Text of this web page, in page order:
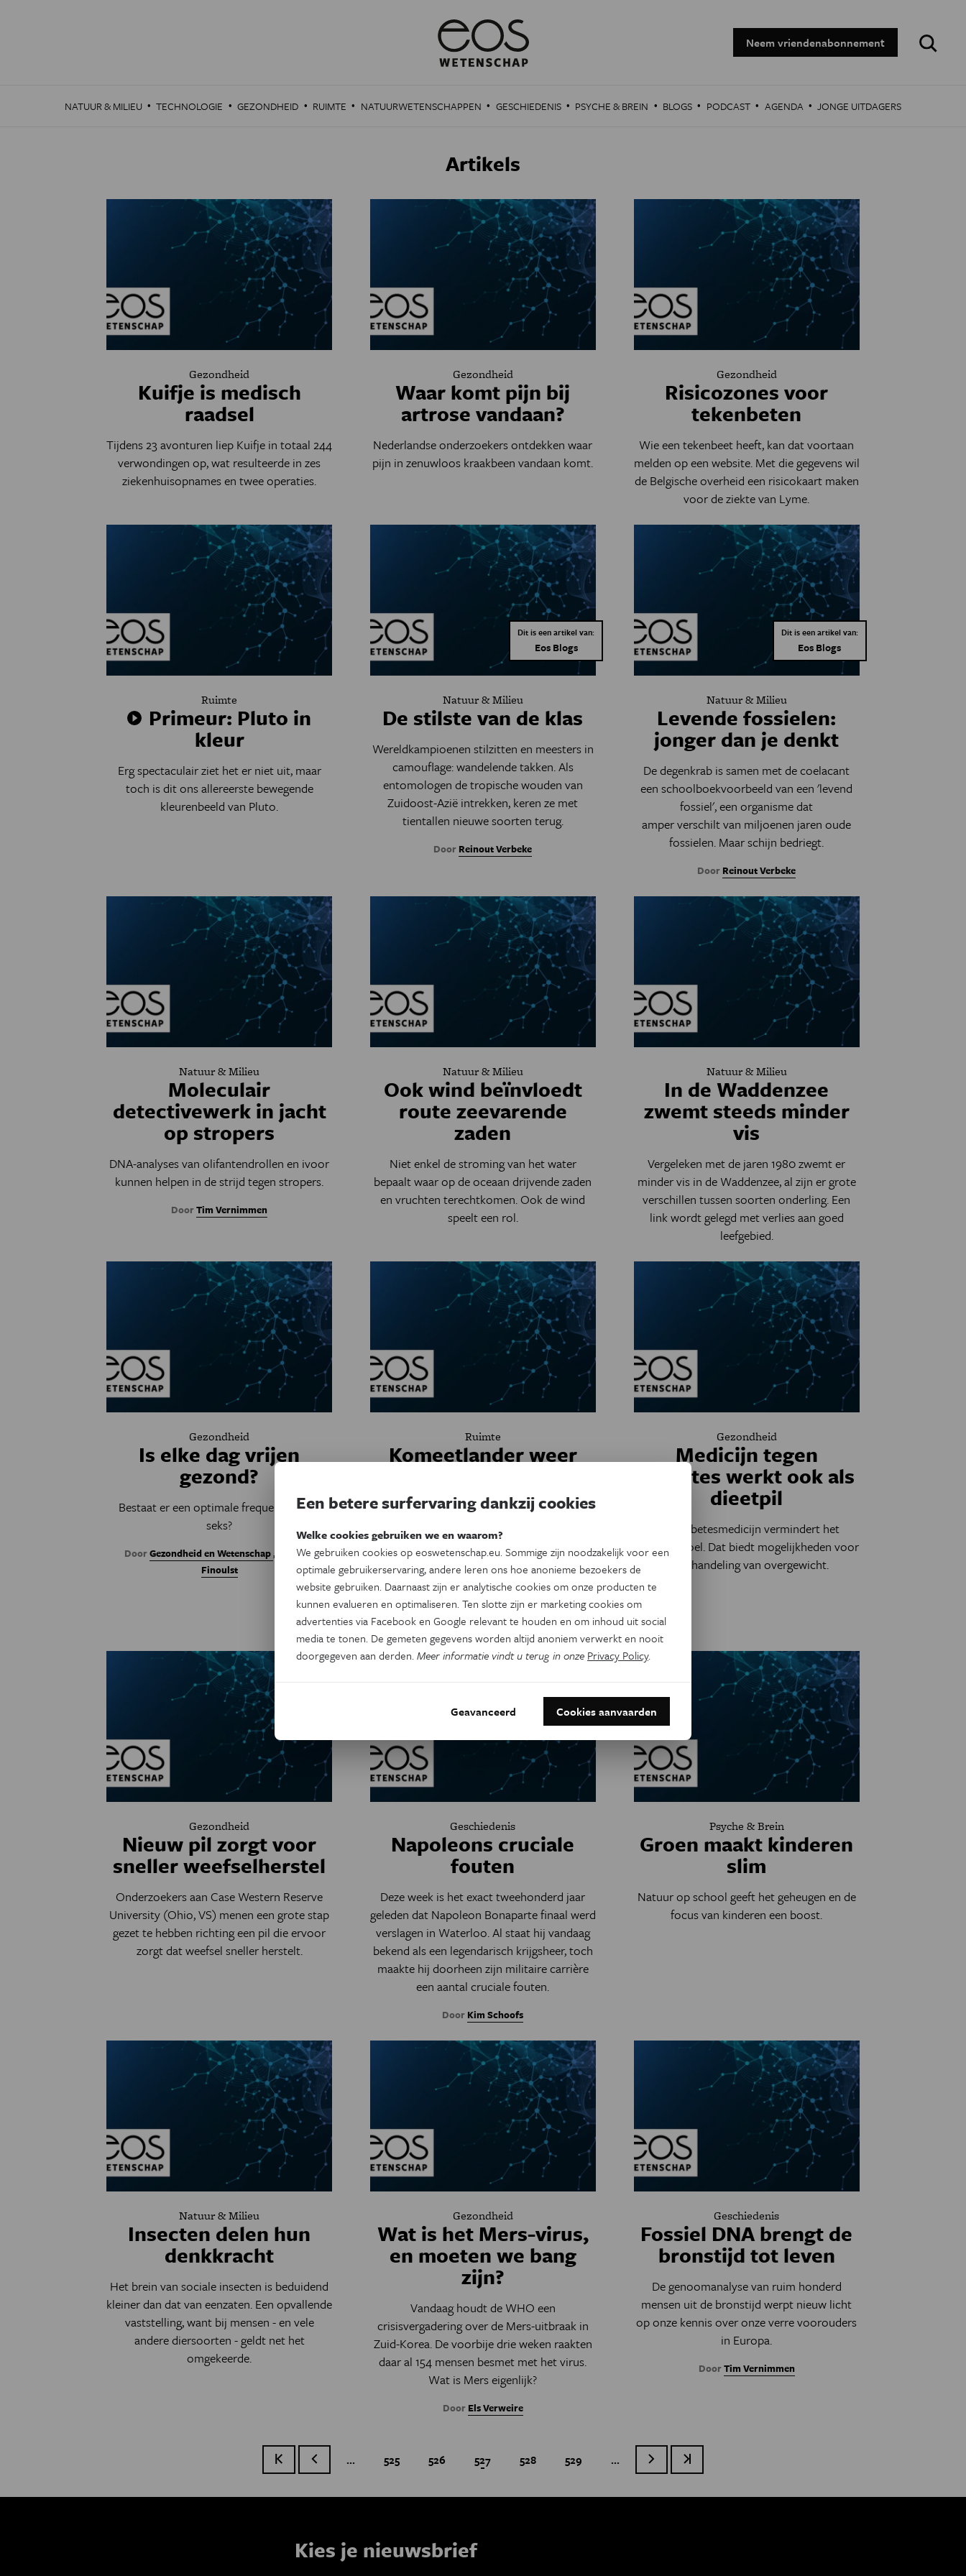
Neem vriendenabonnement
Zoeken:
NATUUR & MILIEU · TECHNOLOGIE · GEZONDHEID · RUIMTE · NATUURWETENSCHAPPEN · GESCHIEDENIS · PSYCHE & BREIN · BLOGS · PODCAST · AGENDA · JONGE UITDAGERS
Artikels
Gezondheid
Kuifje is medisch
raadsel
Tijdens 23 avonturen liep Kuifje in totaal 244
verwondingen op, wat resulteerde in zes
ziekenhuisopnames en twee operaties.
Gezondheid
Waar komt pijn bij
artrose vandaan?
Nederlandse onderzoekers ontdekken waar
pijn in zenuwloos kraakbeen vandaan komt.
Gezondheid
Risicozones voor
tekenbeten
Wie een tekenbeet heeft, kan dat voortaan
melden op een website. Met die gegevens wil
de Belgische overheid een risicokaart maken
voor de ziekte van Lyme.
Ruimte
Primeur: Pluto in
kleur
Erg spectaculair ziet het er niet uit, maar
toch is dit ons allereerste bewegende
kleurenbeeld van Pluto.
Dit is een artikel van:
Eos Blogs
Natuur & Milieu
De stilste van de klas
Wereldkampioenen stilzitten en meesters in
camouflage: wandelende takken. Als
entomologen de tropische wouden van
Zuidoost-Azië intrekken, keren ze met
tientallen nieuwe soorten terug.
Door Reinout Verbeke
Dit is een artikel van:
Eos Blogs
Natuur & Milieu
Levende fossielen:
jonger dan je denkt
De degenkrab is samen met de coelacant
een schoolboekvoorbeeld van een 'levend
fossiel', een organisme dat
amper verschilt van miljoenen jaren oude
fossielen. Maar schijn bedriegt.
Door Reinout Verbeke
Natuur & Milieu
Moleculair
detectivewerk in jacht
op stropers
DNA-analyses van olifantendrollen en ivoor
kunnen helpen in de strijd tegen stropers.
DoorTim Vernimmen
Natuur & Milieu
Ook wind beïnvloedt
route zeevarende
zaden
Niet enkel de stroming van het water
bepaalt waar op de oceaan drijvende zaden
en vruchten terechtkomen. Ook de wind
speelt een rol.
Natuur & Milieu
In de Waddenzee
zwemt steeds minder
vis
Vergeleken met de jaren 1980 zwemt er
minder vis in de Waddenzee, al zijn er grote
verschillen tussen soorten onderling. Een
link wordt gelegd met verlies aan goed
leefgebied.
Gezondheid
Is elke dag vrijen
gezond?
Bestaat er een optimale frequentie voor
seks?
DoorGezondheid en Wetenschap,
Marleen
Finoulst
Ruimte
Komeetlander weer
De kleine komeetlander Philae wordt heel
voordat het zover is zal de lander, die
afgelopen zaterdag na zeven maanden uit
zijn ‘winterslaap’ kwam, grondig worden
getest.
DoorEddy Echternach
Gezondheid
Medicijn tegen
diabetes werkt ook als
dieetpil
Een diabetesmedicijn vermindert het
hongergevoel. Dat biedt mogelijkheden voor
de behandeling van overgewicht.
Gezondheid
Nieuw pil zorgt voor
sneller weefselherstel
Onderzoekers aan Case Western Reserve
University (Ohio, VS) menen een grote stap
gezet te hebben richting een pil die ervoor
zorgt dat weefsel sneller herstelt.
Geschiedenis
Napoleons cruciale
fouten
Deze week is het exact tweehonderd jaar
geleden dat Napoleon Bonaparte finaal werd
verslagen in Waterloo. Al staat hij vandaag
bekend als een legendarisch krijgsheer, toch
maakte hij doorheen zijn militaire carrière
een aantal cruciale fouten.
Door Kim Schoofs
Psyche & Brein
Groen maakt kinderen
slim
Natuur op school geeft het geheugen en de
focus van kinderen een boost.
Natuur & Milieu
Insecten delen hun
denkkracht
Het brein van sociale insecten is beduidend
kleiner dan dat van eenzaten. Een opvallende
vaststelling, want bij mensen - en vele
andere diersoorten - geldt net het
omgekeerde.
Gezondheid
Wat is het Mers-virus,
en moeten we bang
zijn?
Vandaag houdt de WHO een
crisisvergadering over de Mers-uitbraak in
Zuid-Korea. De voorbije drie weken raakten
daar al 154 mensen besmet met het virus.
Wat is Mers eigenlijk?
Door Els Verweire
Geschiedenis
Fossiel DNA brengt de
bronstijd tot leven
De genoomanalyse van ruim honderd
mensen uit de bronstijd werpt nieuw licht
op onze kennis over onze verre voorouders
in Europa.
DoorTim Vernimmen
Eerste paginaVorige pagina
… Page
525 Page
526 Huidige pagina
527 Page
528 Page
529 … Volgende pagina
Laatste pagina
Kies je nieuwsbrief
Een betere surfervaring dankzij cookies
Welke cookies gebruiken we en waarom?
We gebruiken cookies op eoswetenschap.eu. Sommige zijn noodzakelijk voor een
optimale gebruikerservaring, andere leren ons hoe anonieme bezoekers de
website gebruiken. Daarnaast zijn er analytische cookies om onze producten te
kunnen evalueren en optimaliseren. Ten slotte zijn er marketing cookies om
advertenties via Facebook en Google relevant te houden en om inhoud uit social
media te tonen. De gemeten gegevens worden altijd anoniem verwerkt en nooit
doorgegeven aan derden.Meer informatie vindt u terug in onze Privacy Policy.
Geavanceerd Cookies aanvaarden